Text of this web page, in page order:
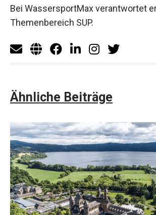
Bei WassersportMax verantwortet
Themenbereich SUP.
Ähnliche Beiträge